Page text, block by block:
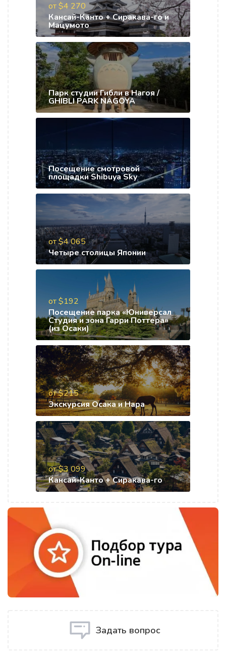
от $4 270
Кансай-Канто + Сиракава-го и
Мацумото
Парк студии Гибли в Нагоя /
GHIBLI PARK NAGOYA
Посещение смотровой
площадки Shibuya Sky
от $4 065
Четыре столицы Японии
от $192
Посещение парка «Юниверсал
Студия и зона Гарри Поттера»
(из Осаки)
от $215
Экскурсия Осака и Нара
от $3 099
Кансай-Канто + Сиракава-го
Задать вопрос